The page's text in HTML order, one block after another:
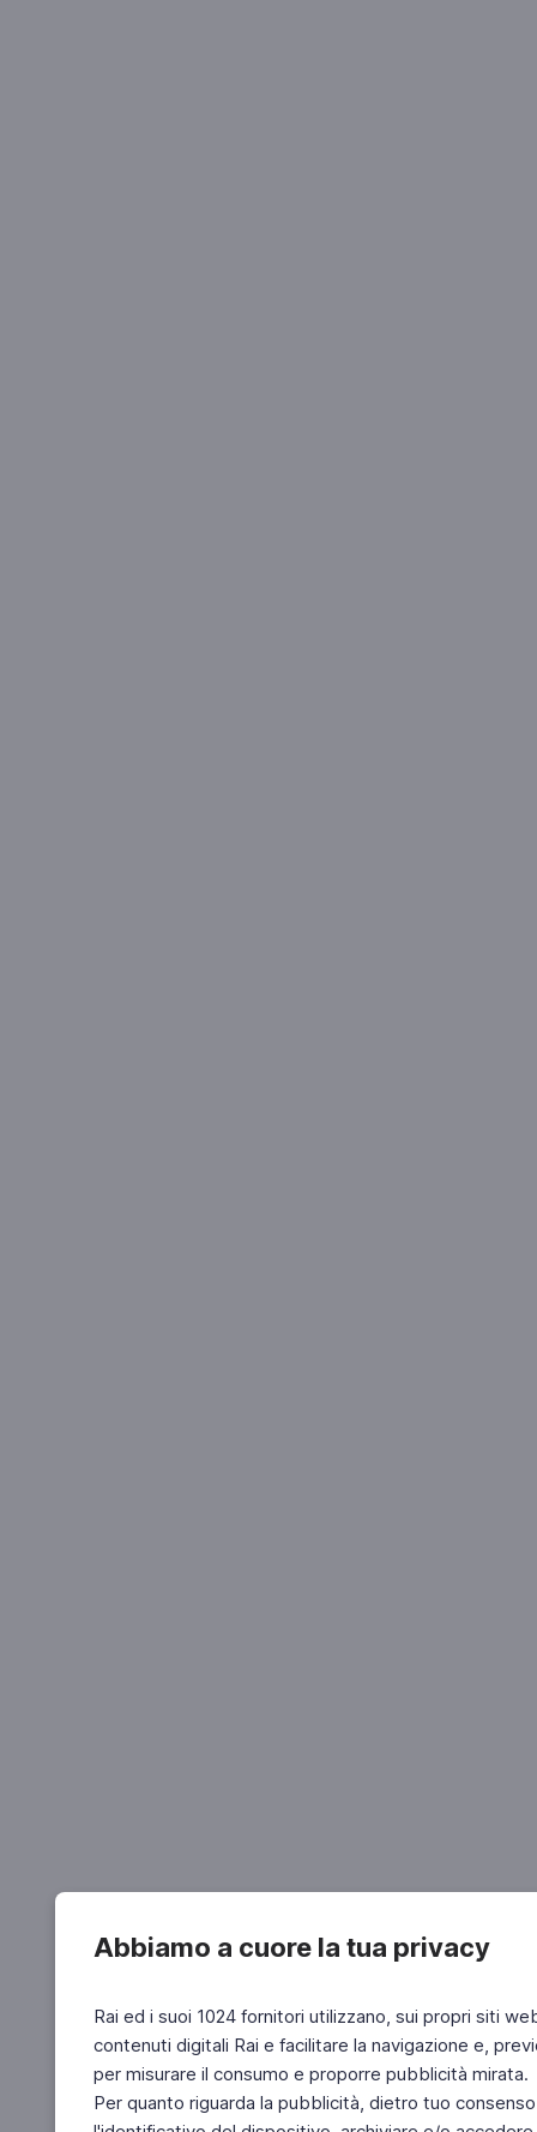
Abbiamo a cuore la tua privacy
Rai ed i suoi 1024 fornitori utilizzano, sui propri siti
contenuti digitali Rai e facilitare la navigazione e,
per misurare il consumo e proporre pubblicità mirata.
Per quanto riguarda la pubblicità, dietro tuo